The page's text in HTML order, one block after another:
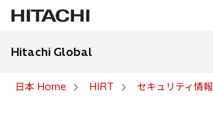
Hitachi Global
日本 Home HIRT セキュリティ情報